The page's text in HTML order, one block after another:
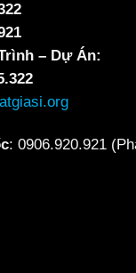
– Dự Án:
: 0906.920.921